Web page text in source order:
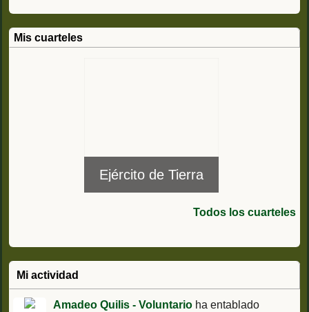
Mis cuarteles
Ejército de Tierra
Todos los cuarteles
Mi actividad
Amadeo Quilis - Voluntario ha entablado